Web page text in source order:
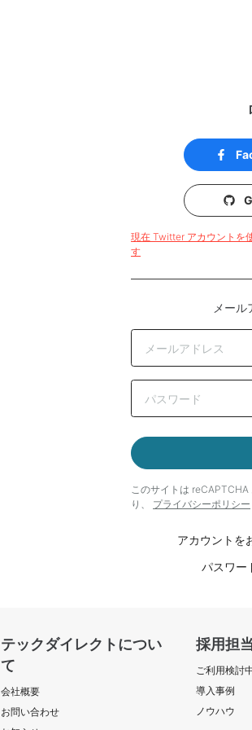
現在 Twitter アカウントを
す
メー
このサイトは
り、 プライバシーポリシー
アカウントを
パスワー
テックダイレクトについ
て
会社概要
お問い合わせ
採用担
ご利用検討
導入事例
ノウハウ